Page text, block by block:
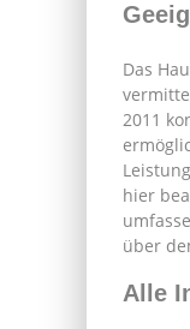
Das
2011
hier
über
Alle